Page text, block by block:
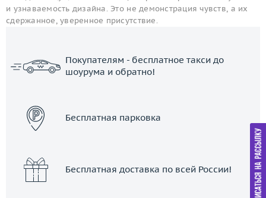
и узнаваемость дизайна. Это не демонстрация чувств, а их
сдержанное, уверенное присутствие.
Покупателям - бесплатное такси до
шоурума и обратно!
Бесплатная парковка
Бесплатная доставка по всей России!